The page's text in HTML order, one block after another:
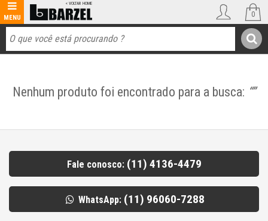
0
Nenhum produto foi encontrado para a busca: “”
Fale conosco: (11) 4136-4479
WhatsApp: (11) 96060-7288